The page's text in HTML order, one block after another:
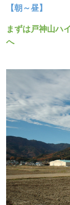
【朝～昼】
まずは戸神山ハ
へ